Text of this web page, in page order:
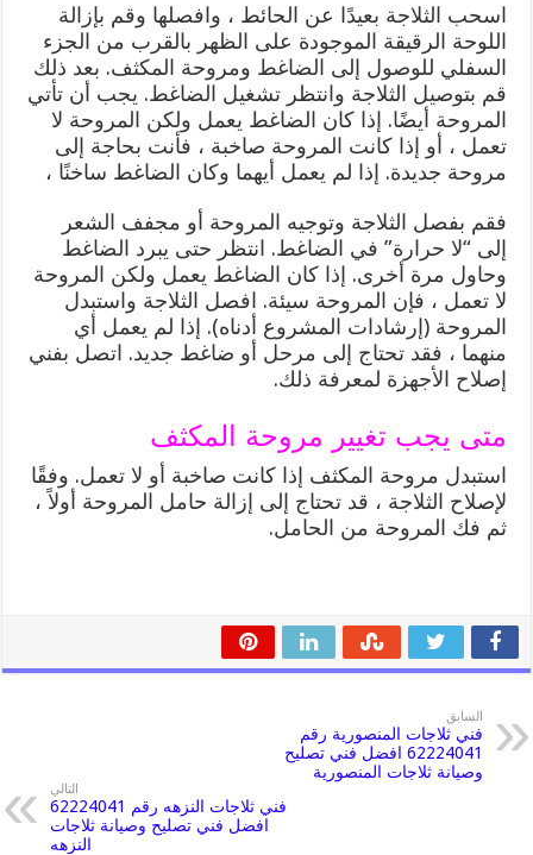
اسحب الثلاجة بعيدًا عن الحائط ، وافصلها وقم بإزالة
اللوحة الرقيقة الموجودة على الظهر بالقرب من الجزء
السفلي للوصول إلى الضاغط ومروحة المكثف. بعد ذلك
قم بتوصيل الثلاجة وانتظر تشغيل الضاغط. يجب أن تأتي
المروحة أيضًا. إذا كان الضاغط يعمل ولكن المروحة لا
تعمل ، أو إذا كانت المروحة صاخبة ، فأنت بحاجة إلى
مروحة جديدة. إذا لم يعمل أيهما وكان الضاغط ساخنًا ،
فقم بفصل الثلاجة وتوجيه المروحة أو مجفف الشعر
إلى “لا حرارة” في الضاغط. انتظر حتى يبرد الضاغط
وحاول مرة أخرى. إذا كان الضاغط يعمل ولكن المروحة
لا تعمل ، فإن المروحة سيئة. افصل الثلاجة واستبدل
المروحة (إرشادات المشروع أدناه). إذا لم يعمل أي
منهما ، فقد تحتاج إلى مرحل أو ضاغط جديد. اتصل بفني
إصلاح الأجهزة لمعرفة ذلك.
متى يجب تغيير مروحة المكثف
استبدل مروحة المكثف إذا كانت صاخبة أو لا تعمل. وفقًا
لإصلاح الثلاجة ، قد تحتاج إلى إزالة حامل المروحة أولاً ،
ثم فك المروحة من الحامل.
السابق
فني ثلاجات المنصورية رقم
62224041 افضل فني تصليح
وصيانة ثلاجات المنصورية
التالي
فني ثلاجات النزهه رقم 62224041
افضل فني تصليح وصيانة ثلاجات
النزهه